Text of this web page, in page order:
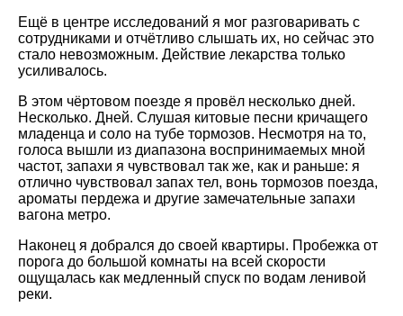
Ещё в центре исследований я мог разговаривать с
сотрудниками и отчётливо слышать их, но сейчас это
стало невозможным. Действие лекарства только
усиливалось.
В этом чёртовом поезде я провёл несколько дней.
Несколько. Дней. Слушая китовые песни кричащего
младенца и соло на тубе тормозов. Несмотря на то,
голоса вышли из диапазона воспринимаемых мной
частот, запахи я чувствовал так же, как и раньше: я
отлично чувствовал запах тел, вонь тормозов поезда,
ароматы пердежа и другие замечательные запахи
вагона метро.
Наконец я добрался до своей квартиры. Пробежка от
порога до большой комнаты на всей скорости
ощущалась как медленный спуск по водам ленивой
реки.